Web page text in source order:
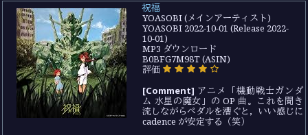
祝福
YOASOBI (メインアーティスト)
YOASOBI 2022-10-01 (Release 2022-
10-01)
MP3 ダウンロード
B0BFG7M98T (ASIN)
評価
[Comment] アニメ「機動戦士ガンダ
ム 水星の魔女」の OP 曲。これを聞き
流しながらペダルを漕ぐと，いい感じに
cadence が安定する（笑）